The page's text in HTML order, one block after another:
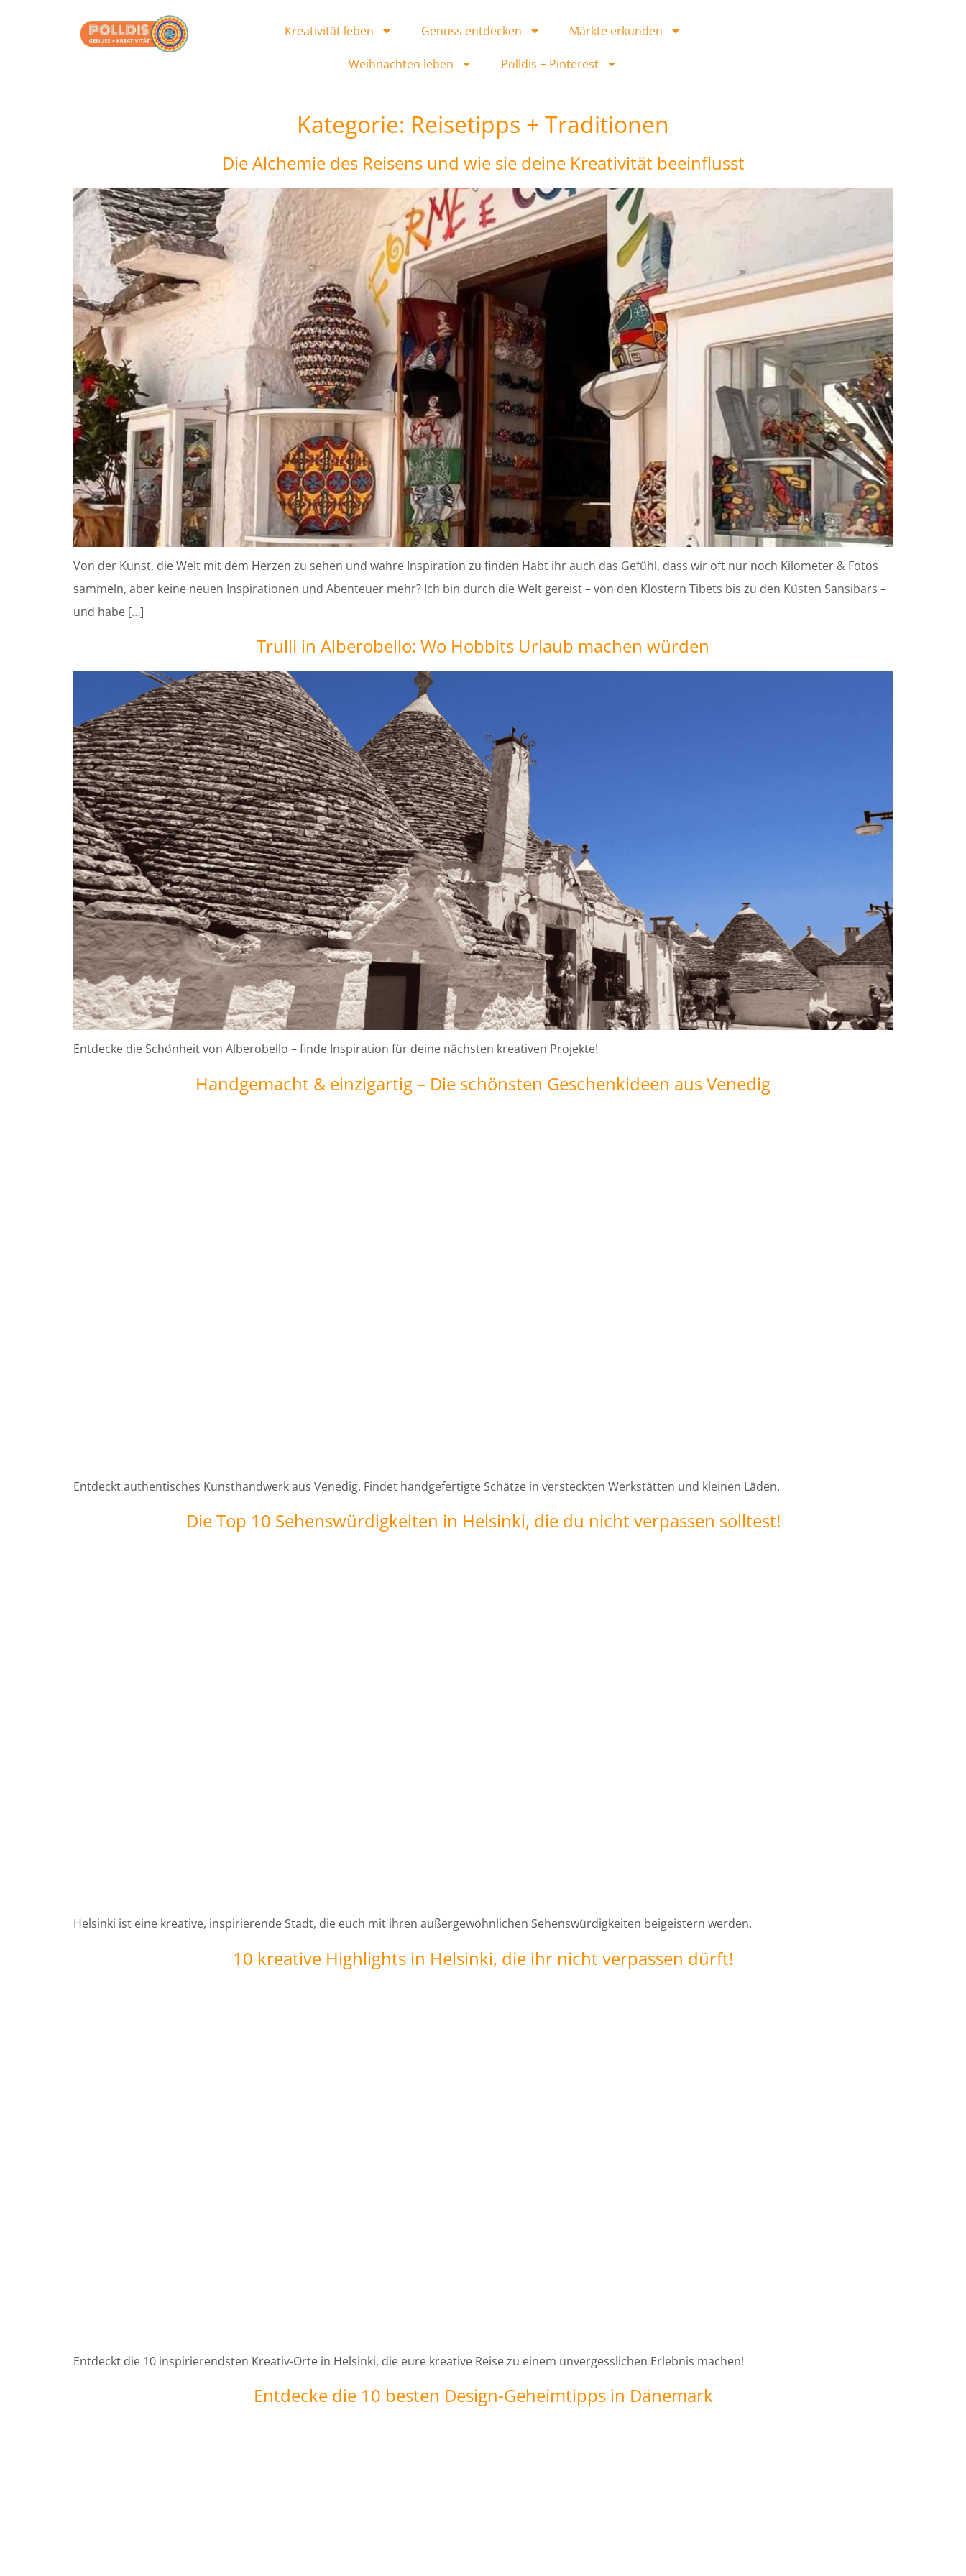
Kreativität leben Genuss entdecken Märkte erkunden
Weihnachten leben Polldis + Pinterest
Kategorie: Reisetipps + Traditionen
Die Alchemie des Reisens und wie sie deine Kreativität beeinflusst
Von der Kunst, die Welt mit dem Herzen zu sehen und wahre Inspiration zu finden Habt ihr auch das Gefühl, dass wir oft nur noch Kilometer & Fotos
sammeln, aber keine neuen Inspirationen und Abenteuer mehr? Ich bin durch die Welt gereist – von den Klostern Tibets bis zu den Küsten Sansibars –
und habe […]
Trulli in Alberobello: Wo Hobbits Urlaub machen würden
Entdecke die Schönheit von Alberobello – finde Inspiration für deine nächsten kreativen Projekte!
Handgemacht & einzigartig – Die schönsten Geschenkideen aus Venedig
Entdeckt authentisches Kunsthandwerk aus Venedig. Findet handgefertigte Schätze in versteckten Werkstätten und kleinen Läden.
Die Top 10 Sehenswürdigkeiten in Helsinki, die du nicht verpassen solltest!
Helsinki ist eine kreative, inspirierende Stadt, die euch mit ihren außergewöhnlichen Sehenswürdigkeiten beigeistern werden.
10 kreative Highlights in Helsinki, die ihr nicht verpassen dürft!
Entdeckt die 10 inspirierendsten Kreativ-Orte in Helsinki, die eure kreative Reise zu einem unvergesslichen Erlebnis machen!
Entdecke die 10 besten Design-Geheimtipps in Dänemark